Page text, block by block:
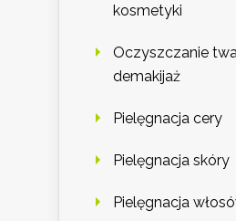
kosmetyki
Oczyszczanie
demakijaż
Pielęgnacja cery
Pielęgnacja skóry
Pielęgnacja